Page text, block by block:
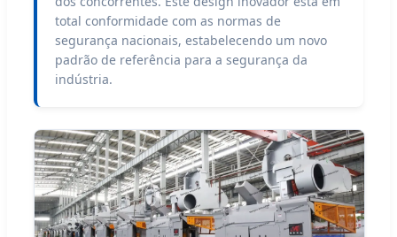
total conformidade com as normas de
segurança nacionais, estabelecendo um novo
padrão de referência para a segurança da
indústria.